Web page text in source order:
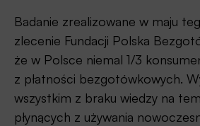
Badanie zrealizowane w maju
zlecenie Fundacji Polska
że w Polsce niemal 1/3
z płatności bezgotówkowych.
wszystkim z braku wiedzy na
płynących z używania